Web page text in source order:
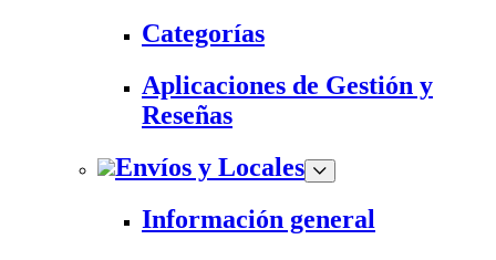
Categorías
Aplicaciones de Gestión y
Reseñas
Envíos y Locales
Información general